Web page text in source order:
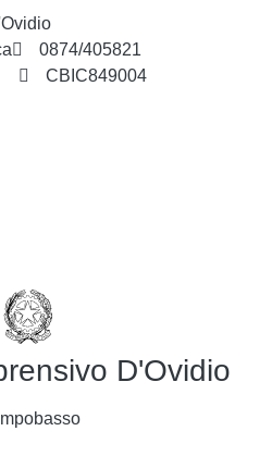
0874/405821
CBIC849004
D'Ovidio